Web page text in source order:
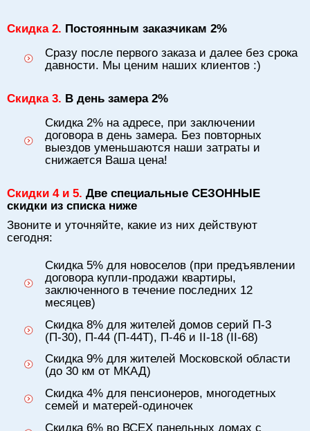
Скидка 2. Постоянным заказчикам 2%
Сразу после первого заказа и далее без срока
давности. Мы ценим наших клиентов :)
Скидка 3. В день замера 2%
Скидка 2% на адресе, при заключении
договора в день замера. Без повторных
выездов уменьшаются наши затраты и
снижается Ваша цена!
Скидки 4 и 5. Две специальные СЕЗОННЫЕ
скидки из списка ниже
Звоните и уточняйте, какие из них действуют
сегодня:
Скидка 5% для новоселов (при предъявлении
договора купли-продажи квартиры,
заключенного в течение последних 12
месяцев)
Скидка 8% для жителей домов серий П-3
(П-30), П-44 (П-44Т), П-46 и II-18 (II-68)
Скидка 9% для жителей Московской области
(до 30 км от МКАД)
Скидка 4% для пенсионеров, многодетных
семей и матерей-одиночек
Скидка 6% во ВСЕХ панельных домах с